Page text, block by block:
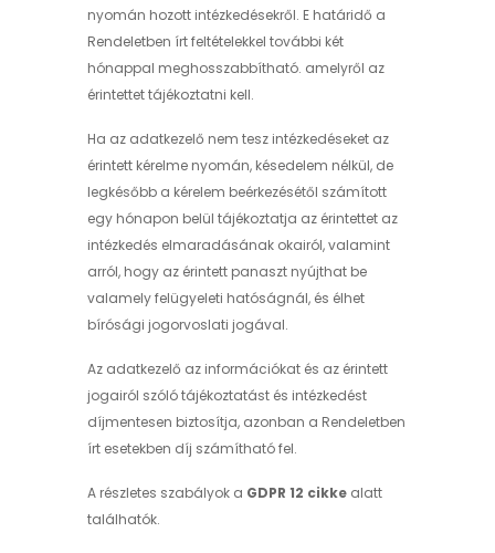
nyomán hozott intézkedésekről. E határidő a
Rendeletben írt feltételekkel további két
hónappal meghosszabbítható. amelyről az
érintettet tájékoztatni kell.
Ha az adatkezelő nem tesz intézkedéseket az
érintett kérelme nyomán, késedelem nélkül, de
legkésőbb a kérelem beérkezésétől számított
egy hónapon belül tájékoztatja az érintettet az
intézkedés elmaradásának okairól, valamint
arról, hogy az érintett panaszt nyújthat be
valamely felügyeleti hatóságnál, és élhet
bírósági jogorvoslati jogával.
Az adatkezelő az információkat és az érintett
jogairól szóló tájékoztatást és intézkedést
díjmentesen biztosítja, azonban a Rendeletben
írt esetekben díj számítható fel.
A részletes szabályok a GDPR 12 cikke alatt
találhatók.